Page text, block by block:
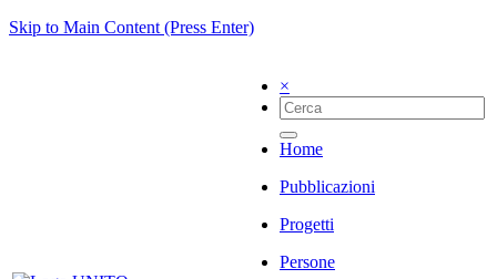
Skip to Main Content (Press Enter)
×
Home
Pubblicazioni
Progetti
Persone